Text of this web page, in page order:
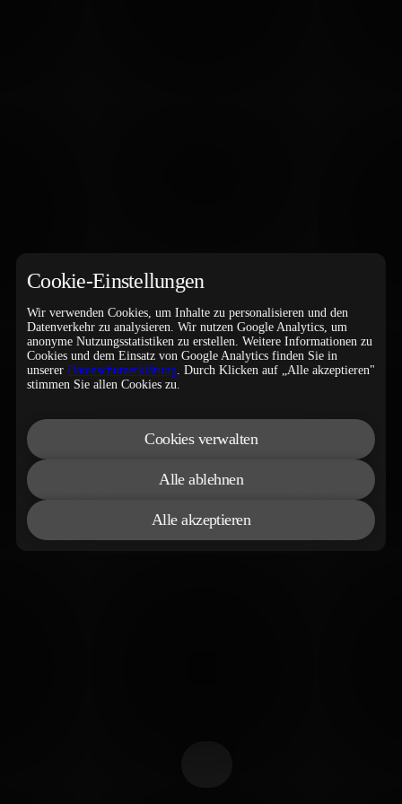
Cookie-Einstellungen
Wir verwenden Cookies, um Inhalte zu personalisieren und den
Datenverkehr zu analysieren. Wir nutzen Google Analytics, um
anonyme Nutzungsstatistiken zu erstellen. Weitere Informationen zu
Cookies und dem Einsatz von Google Analytics finden Sie in
unserer Datenschutzerklärung. Durch Klicken auf „Alle akzeptieren"
stimmen Sie allen Cookies zu.
Cookies verwalten
Alle ablehnen
Alle akzeptieren